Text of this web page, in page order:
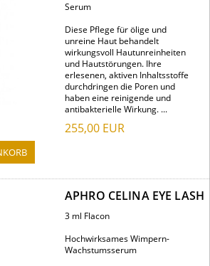
Serum
Diese Pflege für ölige und
unreine Haut behandelt
wirkungsvoll Hautunreinheiten
und Hautstörungen. Ihre
erlesenen, aktiven Inhaltsstoffe
durchdringen die Poren und
haben eine reinigende und
antibakterielle Wirkung. ...
255,00 EUR
APHRO CELINA EYE LASH
3 ml Flacon
Hochwirksames Wimpern-
Wachstumsserum